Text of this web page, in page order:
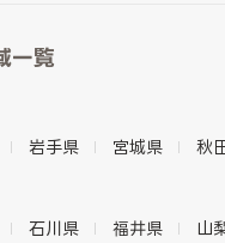
一覧
岩手県 宮城県 秋
石川県 福井県 山